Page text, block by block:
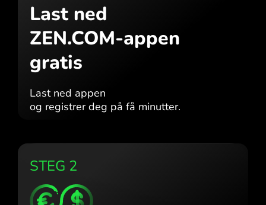
Last ned
ZEN.COM-appen
gratis
Last ned appen
og registrer deg på få minutter.
STEG 2